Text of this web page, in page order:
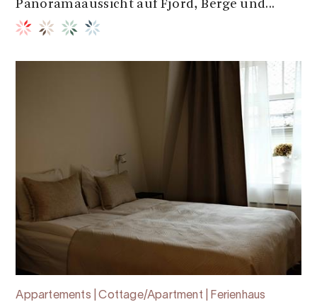
Panoramaaussicht auf Fjord, Berge und...
Appartements | Cottage/Apartment | Ferienhaus